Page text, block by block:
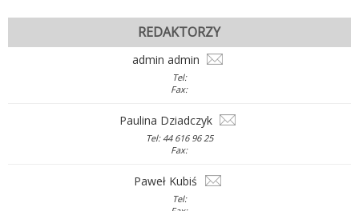
REDAKTORZY
admin admin
Tel:
Fax:
Paulina Dziadczyk
Tel: 44 616 96 25
Fax:
Paweł Kubiś
Tel: